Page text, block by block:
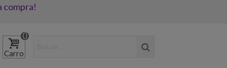
compra!
Carro
0